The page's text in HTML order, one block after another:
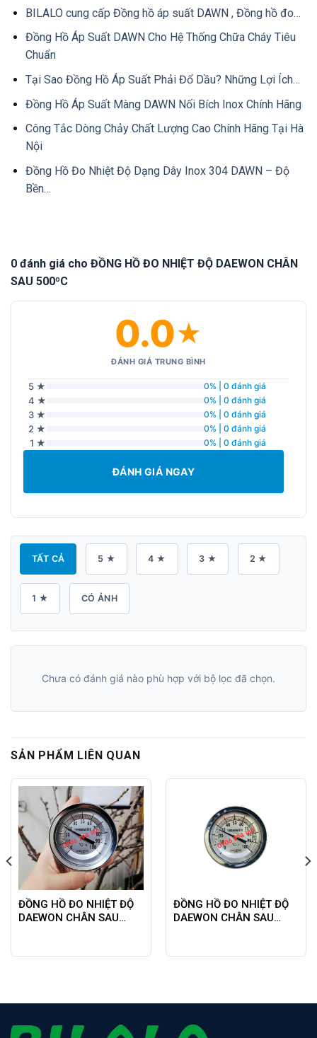
BILALO cung cấp Đồng hồ áp suất DAWN , Đồng hồ đo…
Đồng Hồ Áp Suất DAWN Cho Hệ Thống Chữa Cháy Tiêu
Chuẩn
Tại Sao Đồng Hồ Áp Suất Phải Đổ Dầu? Những Lợi Ích…
Đồng Hồ Áp Suất Màng DAWN Nối Bích Inox Chính Hãng
Công Tắc Dòng Chảy Chất Lượng Cao Chính Hãng Tại Hà
Nội
Đồng Hồ Đo Nhiệt Độ Dạng Dây Inox 304 DAWN – Độ
Bền…
0 đánh giá cho ĐỒNG HỒ ĐO NHIỆT ĐỘ DAEWON CHÂN
SAU 500ºC
0.0★
ĐÁNH GIÁ TRUNG BÌNH
5 ★ 0% | 0 đánh giá
4 ★ 0% | 0 đánh giá
3 ★ 0% | 0 đánh giá
2 ★ 0% | 0 đánh giá
1 ★ 0% | 0 đánh giá
ĐÁNH GIÁ NGAY
TẤT CẢ 5 ★ 4 ★ 3 ★ 2 ★
1 ★ CÓ ẢNH
Chưa có đánh giá nào phù hợp với bộ lọc đã chọn.
SẢN PHẨM LIÊN QUAN
ĐỒNG HỒ ĐO NHIỆT ĐỘ
DAEWON CHÂN SAU
ĐỒNG HỒ ĐO NHIỆT ĐỘ
DAEWON CHÂN SAU